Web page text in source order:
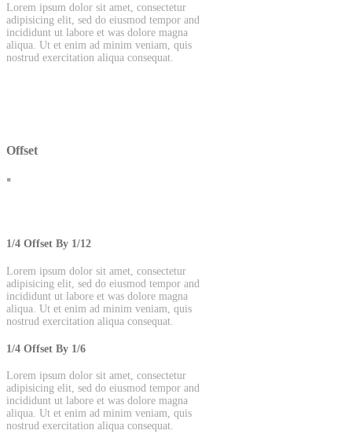
Lorem ipsum dolor sit amet, consectetur
adipisicing elit, sed do eiusmod tempor and
incididunt ut labore et was dolore magna
aliqua. Ut et enim ad minim veniam, quis
nostrud exercitation aliqua consequat.
Offset
1/4 Offset By 1/12
Lorem ipsum dolor sit amet, consectetur
adipisicing elit, sed do eiusmod tempor and
incididunt ut labore et was dolore magna
aliqua. Ut et enim ad minim veniam, quis
nostrud exercitation aliqua consequat.
1/4 Offset By 1/6
Lorem ipsum dolor sit amet, consectetur
adipisicing elit, sed do eiusmod tempor and
incididunt ut labore et was dolore magna
aliqua. Ut et enim ad minim veniam, quis
nostrud exercitation aliqua consequat.